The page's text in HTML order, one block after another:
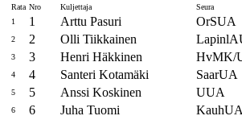
Rata Nro Kuljettaja Seura
1
1 Arttu Pasuri OrSUA
2 2 Olli Tiikkainen
3 3 Henri Häkkinen HvMK/
4 4 Santeri Kotamäki SaarUA
5 5 Anssi Koskinen UUA
6 6 Juha Tuomi KauhUA